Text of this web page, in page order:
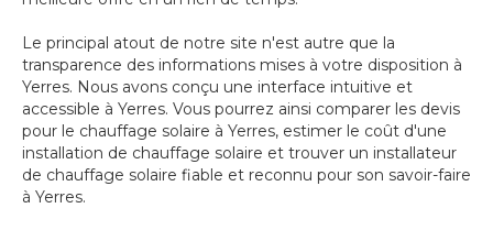
Le principal atout de notre site n'est autre que la
transparence des informations mises à votre disposition à
Yerres. Nous avons conçu une interface intuitive et
accessible à Yerres. Vous pourrez ainsi comparer les devis
pour le chauffage solaire à Yerres, estimer le coût d'une
installation de chauffage solaire et trouver un installateur
de chauffage solaire fiable et reconnu pour son savoir-faire
à Yerres.